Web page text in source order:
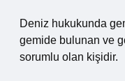
Deniz hukukunda
gemide bulunan ve
sorumlu olan kişidir.